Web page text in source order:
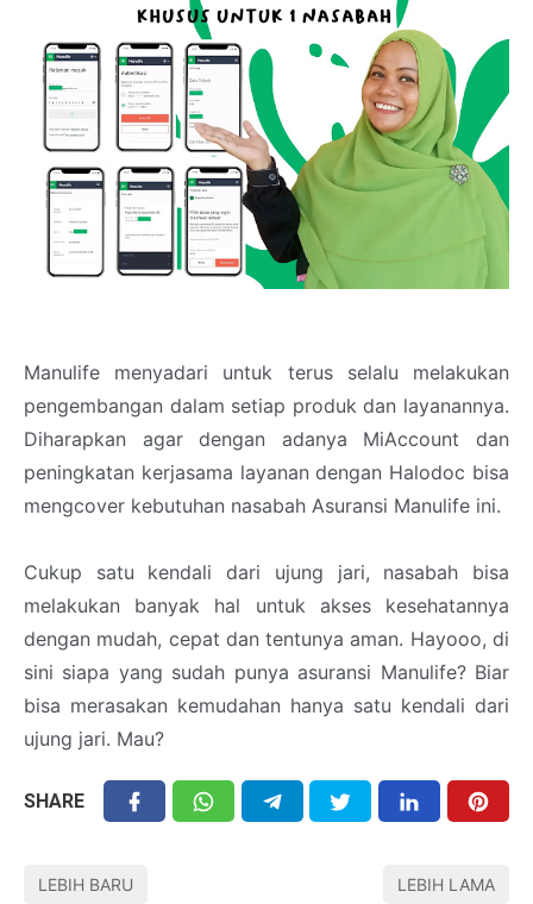
Manulife menyadari untuk terus selalu melakukan
pengembangan dalam setiap produk dan layanannya.
Diharapkan agar dengan adanya MiAccount dan
peningkatan kerjasama layanan dengan Halodoc bisa
mengcover kebutuhan nasabah Asuransi Manulife ini.
Cukup satu kendali dari ujung jari, nasabah bisa
melakukan banyak hal untuk akses kesehatannya
dengan mudah, cepat dan tentunya aman. Hayooo, di
sini siapa yang sudah punya asuransi Manulife? Biar
bisa merasakan kemudahan hanya satu kendali dari
ujung jari. Mau?
SHARE
LEBIH BARU LEBIH LAMA